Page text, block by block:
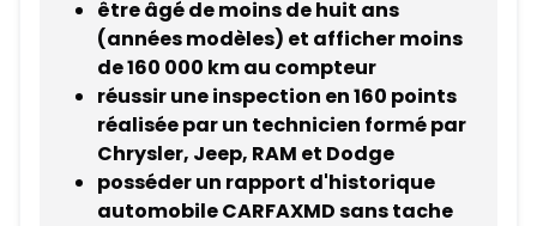
être âgé de moins de huit ans
(années modèles) et afficher moins
de 160 000 km au compteur
réussir une inspection en 160 points
réalisée par un technicien formé par
Chrysler, Jeep, RAM et Dodge
posséder un rapport d'historique
automobile CARFAXMD sans tache